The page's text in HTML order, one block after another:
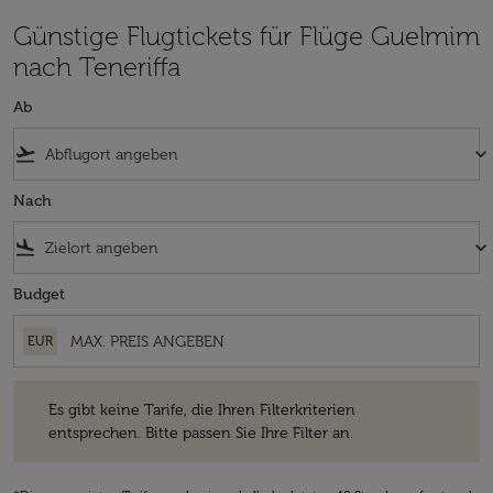
Günstige Flugtickets für Flüge Guelmim
nach Teneriffa
Ab
flight_takeoff keyboard_arrow_down
Nach
flight_land keyboard_arrow_down
Budget
EUR
Es gibt keine Tarife, die Ihren Filterkriterien
entsprechen. Bitte passen Sie Ihre Filter an.